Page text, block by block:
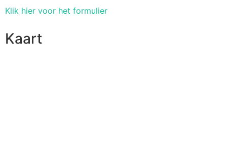
Klik hier voor het formulier
Kaart